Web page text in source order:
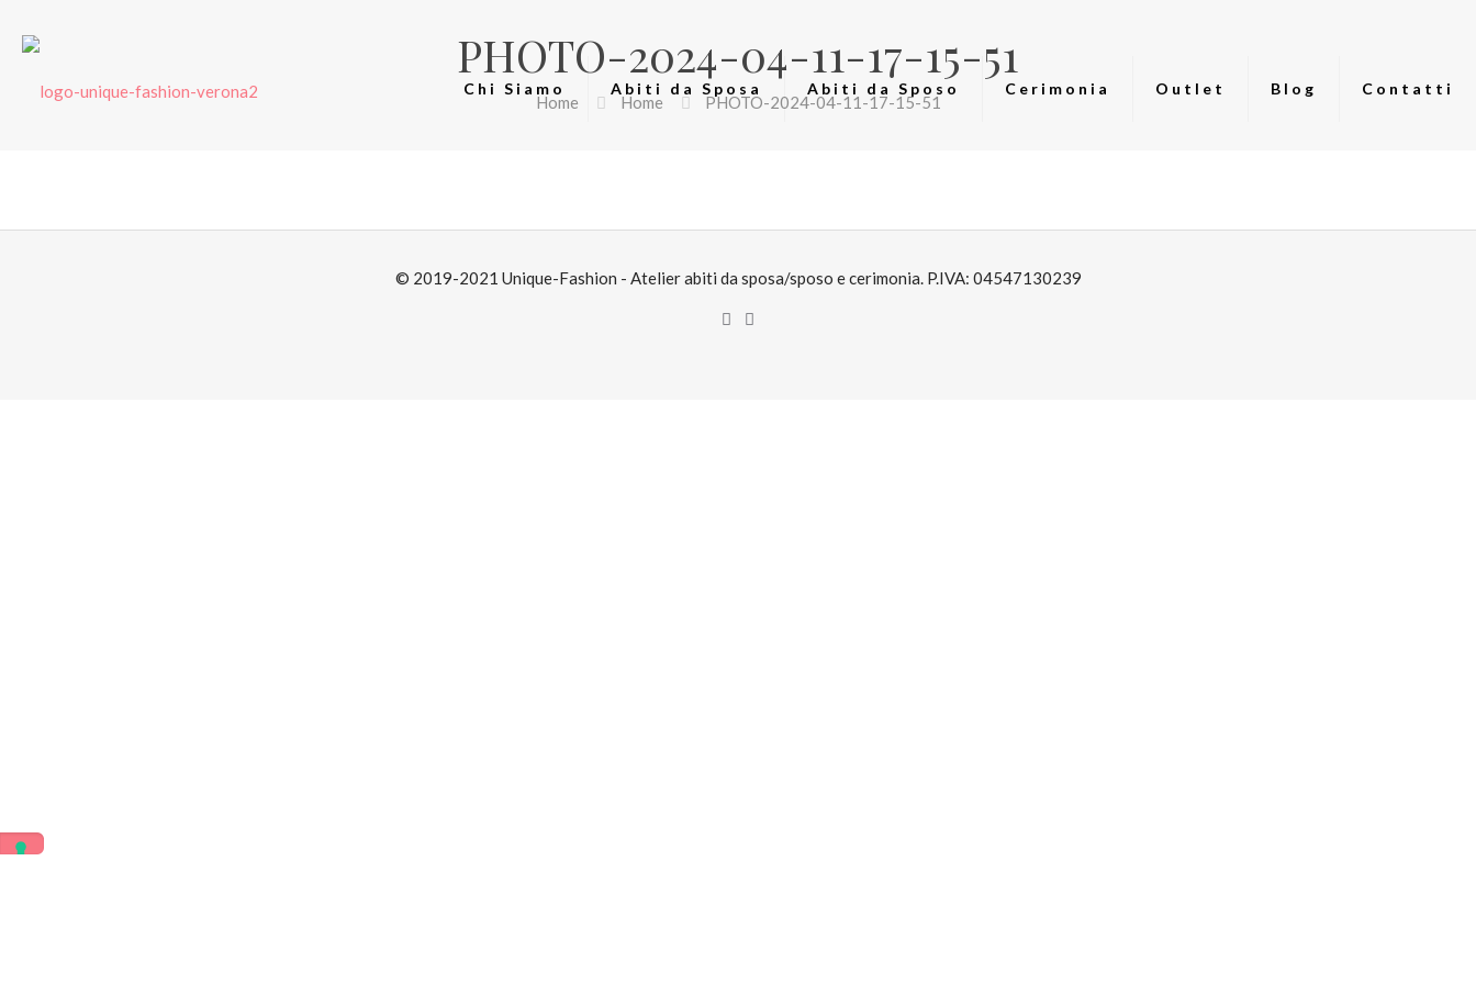
Chi Siamo Abiti da Sposa Abiti da Sposo Cerimonia Outlet Blog Contatti
PHOTO-2024-04-11-17-15-51
Home Home PHOTO-2024-04-11-17-15-51
© 2019-2021 Unique-Fashion - Atelier abiti da sposa/sposo e cerimonia. P.IVA: 04547130239